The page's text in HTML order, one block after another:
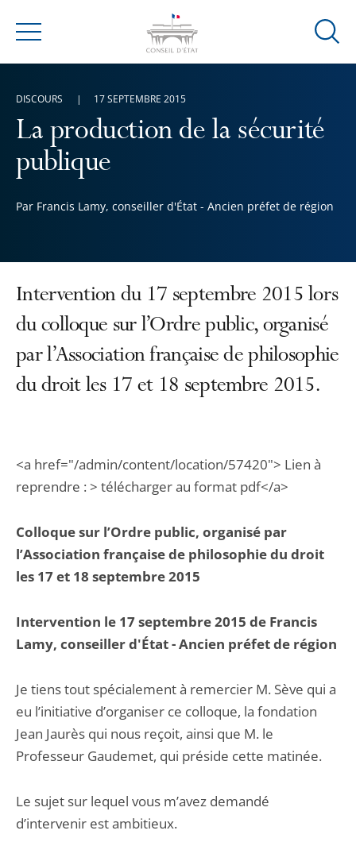
Menu
Ouvrir
La production de la sécurité
publique
Par Francis Lamy, conseiller d'État - Ancien préfet de région
DISCOURS 17 SEPTEMBRE 2015
Intervention du 17 septembre 2015 lors
du colloque sur l’Ordre public, organisé
par l’Association française de philosophie
du droit les 17 et 18 septembre 2015.
<a href="/admin/content/location/57420"> Lien à
reprendre : > télécharger au format pdf</a>
Colloque sur l’Ordre public, organisé par
l’Association française de philosophie du droit
les 17 et 18 septembre 2015
Intervention le 17 septembre 2015 de Francis
Lamy, conseiller d'État - Ancien préfet de région
Je tiens tout spécialement à remercier M. Sève qui a
eu l’initiative d’organiser ce colloque, la fondation
Jean Jaurès qui nous reçoit, ainsi que M. le
Professeur Gaudemet, qui préside cette matinée.
Le sujet sur lequel vous m’avez demandé
d’intervenir est ambitieux.